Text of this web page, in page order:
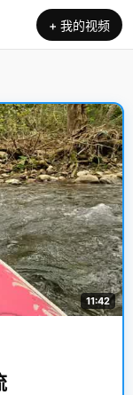
+ 我的视频
11:42